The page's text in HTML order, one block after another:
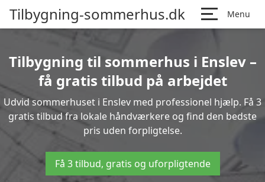
Tilbygning-sommerhus.dk Menu
Tilbygning til sommerhus i Enslev –
få gratis tilbud på arbejdet
Udvid sommerhuset i Enslev med professionel hjælp. Få 3
gratis tilbud fra lokale håndværkere og find den bedste
pris uden forpligtelse.
Få 3 tilbud, gratis og uforpligtende